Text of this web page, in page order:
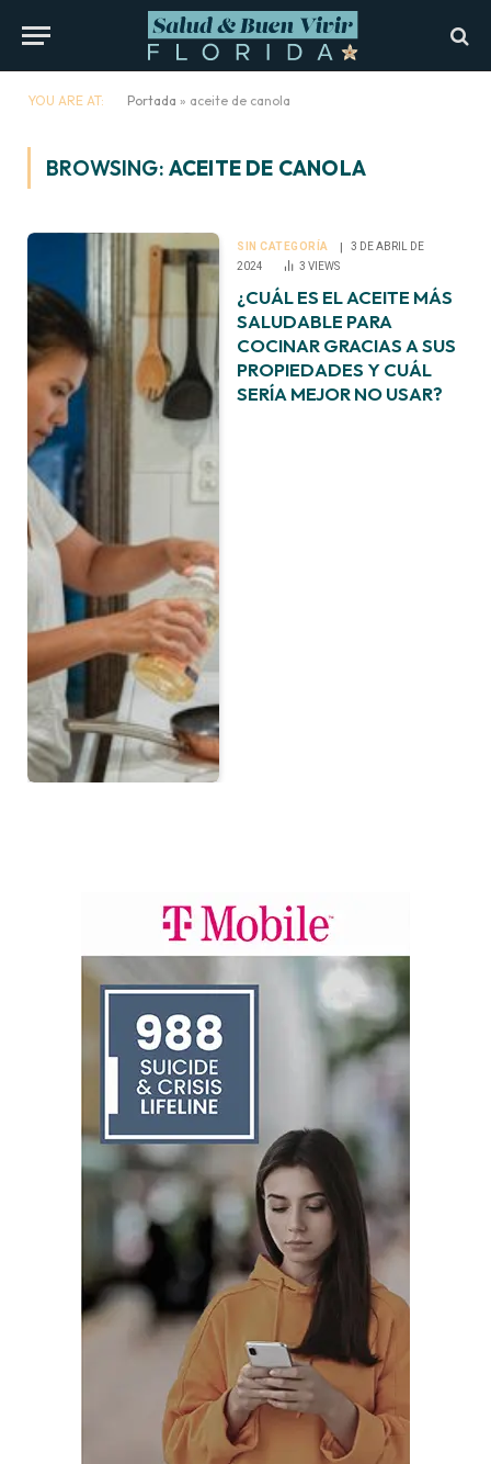
YOU ARE AT: Portada » aceite de canola
BROWSING: ACEITE DE CANOLA
SIN CATEGORÍA
3 DE ABRIL DE
2024
3VIEWS
¿CUÁL ES EL ACEITE MÁS
SALUDABLE PARA
COCINAR GRACIAS A SUS
PROPIEDADES Y CUÁL
SERÍA MEJOR NO USAR?